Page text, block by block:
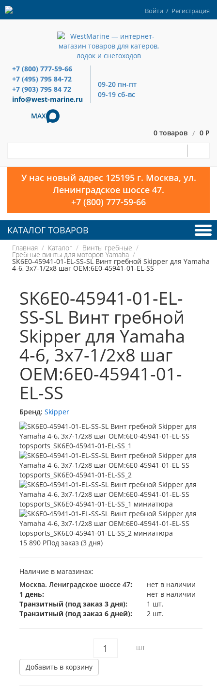
Войти / Регистрация
+7 (800) 777-59-66
+7 (495) 795 84-72
+7 (903) 795 84 72
info@west-marine.ru
09-20 пн-пт
09-19 сб-вс
MAX
0 товаров / 0 Р
У нас новый адрес 125195 г. Москва, ул.
Ленинградское шоссе 47.
+7 (800) 777-59-66
КАТАЛОГ ТОВАРОВ
Главная Каталог Винты гребные
Гребные винты для моторов Yamaha
SK6E0-45941-01-EL-SS-SL Винт гребной Skipper для Yamaha
4-6, 3x7-1/2x8 шаг OEM:6E0-45941-01-EL-SS
SK6E0-45941-01-EL-
SS-SL Винт гребной
Skipper для Yamaha
4-6, 3x7-1/2x8 шаг
OEM:6E0-45941-01-
EL-SS
Бренд: Skipper
15 890 РПод заказ (3 дня)
Наличие в магазинах:
Москва. Лениградское шоссе 47:
нет в наличии
1 день:
нет в наличии
Транзитный (под заказ 3 дня):
1 шт.
Транзитный (под заказ 6 дней):
2 шт.
ШТ
Добавить в корзину